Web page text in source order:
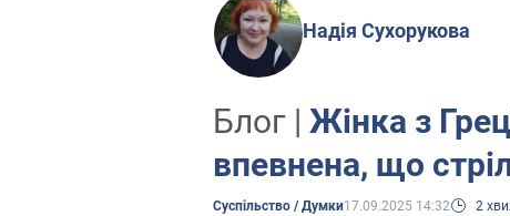
Надія Сухорукова
Блог | Жінка з
впевнена, що
Суспільство / Думки17.09.2025 14:32 2